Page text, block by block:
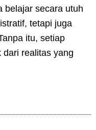
belajar secara utuh
tetapi juga
itu, setiap
dari realitas yang